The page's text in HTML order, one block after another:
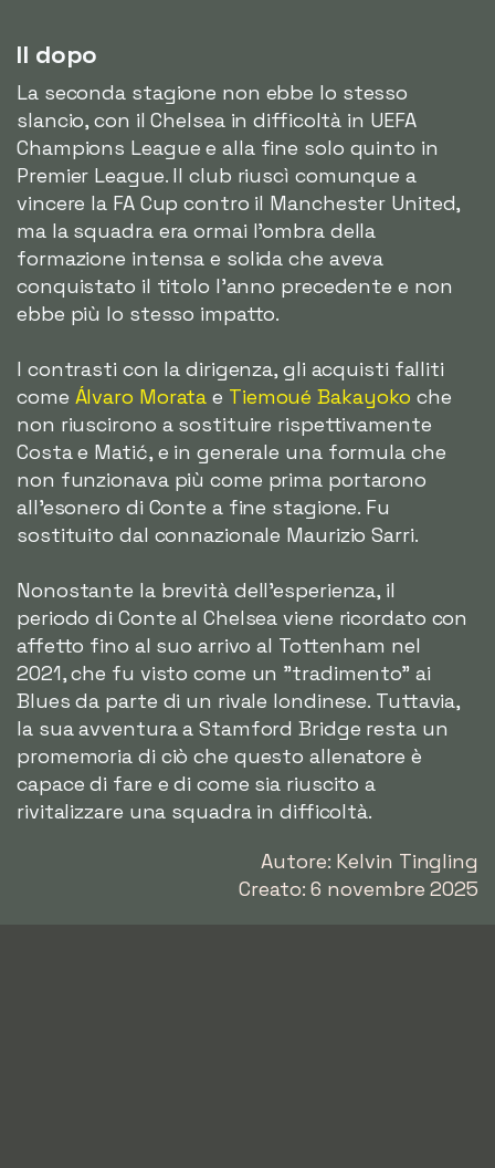
Il dopo
La seconda stagione non ebbe lo stesso
slancio, con il Chelsea in difficoltà in UEFA
Champions League e alla fine solo quinto in
Premier League. Il club riuscì comunque a
vincere la FA Cup contro il Manchester United,
ma la squadra era ormai l'ombra della
formazione intensa e solida che aveva
conquistato il titolo l'anno precedente e non
ebbe più lo stesso impatto.
I contrasti con la dirigenza, gli acquisti falliti
come Álvaro Morata e Tiemoué Bakayoko che
non riuscirono a sostituire rispettivamente
Costa e Matić, e in generale una formula che
non funzionava più come prima portarono
all'esonero di Conte a fine stagione. Fu
sostituito dal connazionale Maurizio Sarri.
Nonostante la brevità dell'esperienza, il
periodo di Conte al Chelsea viene ricordato con
affetto fino al suo arrivo al Tottenham nel
2021, che fu visto come un "tradimento" ai
Blues da parte di un rivale londinese. Tuttavia,
la sua avventura a Stamford Bridge resta un
promemoria di ciò che questo allenatore è
capace di fare e di come sia riuscito a
rivitalizzare una squadra in difficoltà.
Autore: Kelvin Tingling
Creato: 6 novembre 2025